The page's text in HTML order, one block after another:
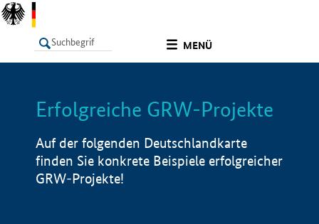
MENÜ
LISTE Info
Erfolgreiche GRW-Projekte
Auf der folgenden Deutschlandkarte
finden Sie konkrete Beispiele erfolgreicher
GRW-Projekte!